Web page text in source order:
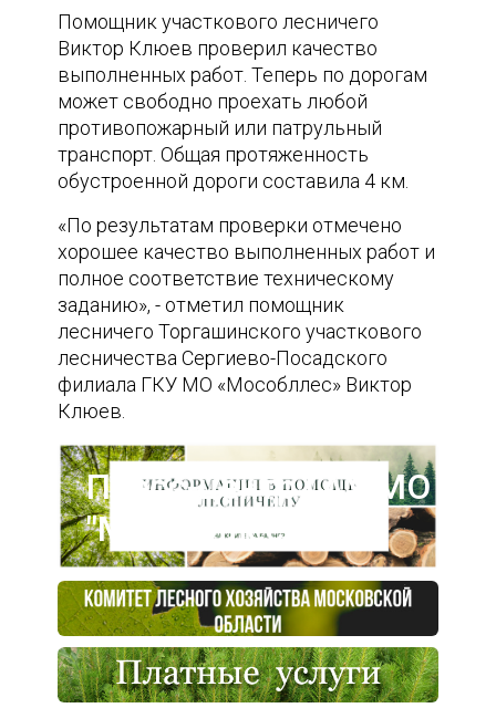
Помощник участкового лесничего
Виктор Клюев проверил качество
выполненных работ. Теперь по дорогам
может свободно проехать любой
противопожарный или патрульный
транспорт. Общая протяженность
обустроенной дороги составила 4 км.
«По результатам проверки отмечено
хорошее качество выполненных работ и
полное соответствие техническому
заданию», - отметил помощник
лесничего Торгашинского участкового
лесничества Сергиево-Посадского
филиала ГКУ МО «Мособллес» Виктор
Клюев.
Пресс-центр ГАУ МО
"Мособллес"